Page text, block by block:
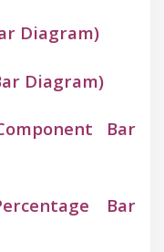
Diagram)
Diagram)
Bar
Bar